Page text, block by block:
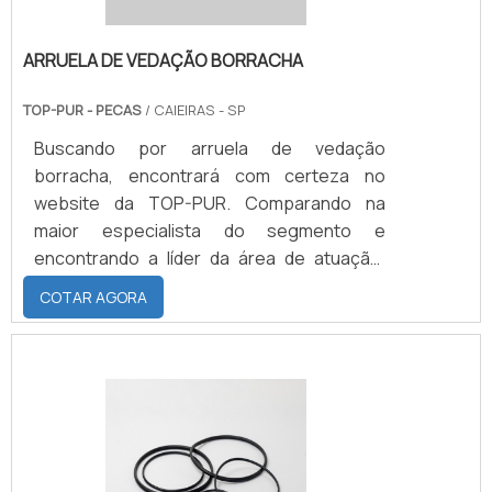
ARRUELA DE VEDAÇÃO BORRACHA
TOP-PUR - PECAS / CAIEIRAS - SP
Buscando por arruela de vedação
borracha, encontrará com certeza no
website da TOP-PUR. Comparando na
maior especialista do segmento e
encontrando a líder da área de atuação.
ALGUNS DETALHES SOBRE ARRUELA DE
VEDAÇÃO BORRACHA Se alguém quer
achar arruela de vedação borracha em uma
e ventosa de borracha, garantindo a
satisfação da venda à entrega final, com
COTAR AGORA